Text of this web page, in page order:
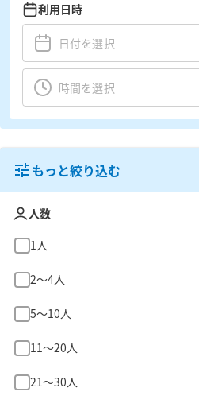
利用日時
もっと絞り込む
人数
1人
2〜4人
5〜10人
11〜20人
21〜30人